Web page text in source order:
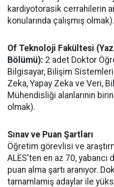
kardiyotorasik cerrahilerin
konularında çalışmış olmak).
Of Teknoloji Fakültesi
Bölümü): 2 adet Doktor
Bilgisayar, Bilişim
Zeka, Yapay Zeka ve Veri,
Mühendisliği alanlarının
olmak).
Sınav ve Puan Şartları
Öğretim görevlisi ve
ALES'ten en az 70, yabancı
puan alma şartı aranıyor.
tamamlamış adaylar ile